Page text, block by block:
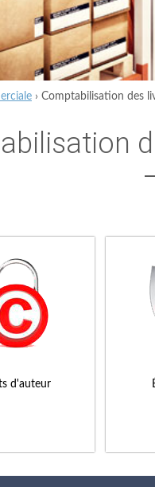
› Comptabilisation des
d'auteur